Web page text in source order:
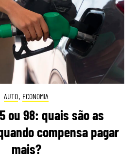
AUTO, ECONOMIA
ou 98: quais são as
compensa pagar
mais?